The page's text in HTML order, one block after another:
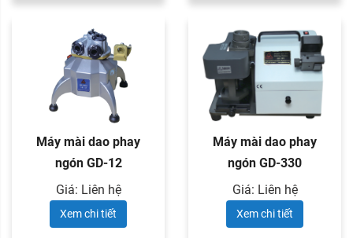
Máy mài dao phay
ngón GD-12
Giá: Liên hệ
Xem chi tiết
Máy mài dao phay
ngón GD-330
Giá: Liên hệ
Xem chi tiết